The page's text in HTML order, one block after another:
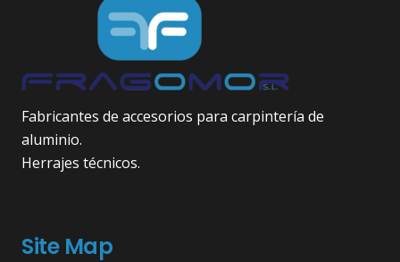
Fabricantes de accesorios para carpintería de
aluminio.
Herrajes técnicos.
Site Map